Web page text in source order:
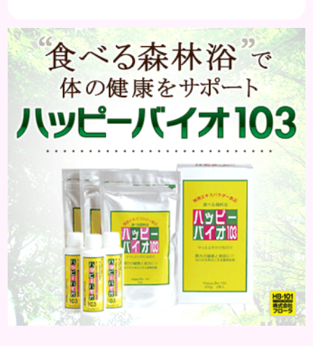
まれた化粧品 乳液とは水分と油分がバランスよく配
合されている化粧品のことです。 化粧水はその成分
のほとんどが水分ですが、乳液には油分が含まれて
いる点が違いといえます。 また、乳液との違いが曖
昧なものとしてローションがあり、ローションにも油
分が豊富に含まれて...